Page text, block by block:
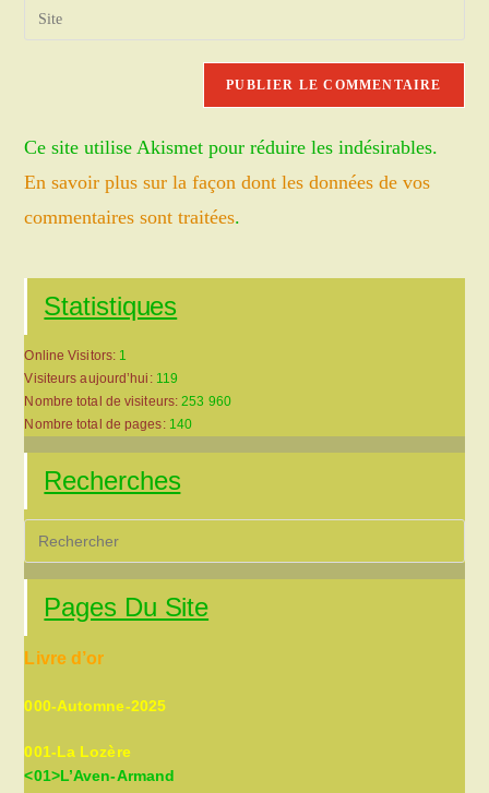
address
Saisir
(facultatif)
Ce site utilise Akismet pour réduire les indésirables.
En savoir plus sur la façon dont les données de vos
commentaires sont traitées.
Statistiques
Online Visitors: 1
Visiteurs aujourd’hui: 119
Nombre total de visiteurs:253 960
Nombre total de pages: 140
Recherches
Pages Du Site
Livre d’or
000-Automne-2025
001-La Lozère
<01>L’Aven-Armand